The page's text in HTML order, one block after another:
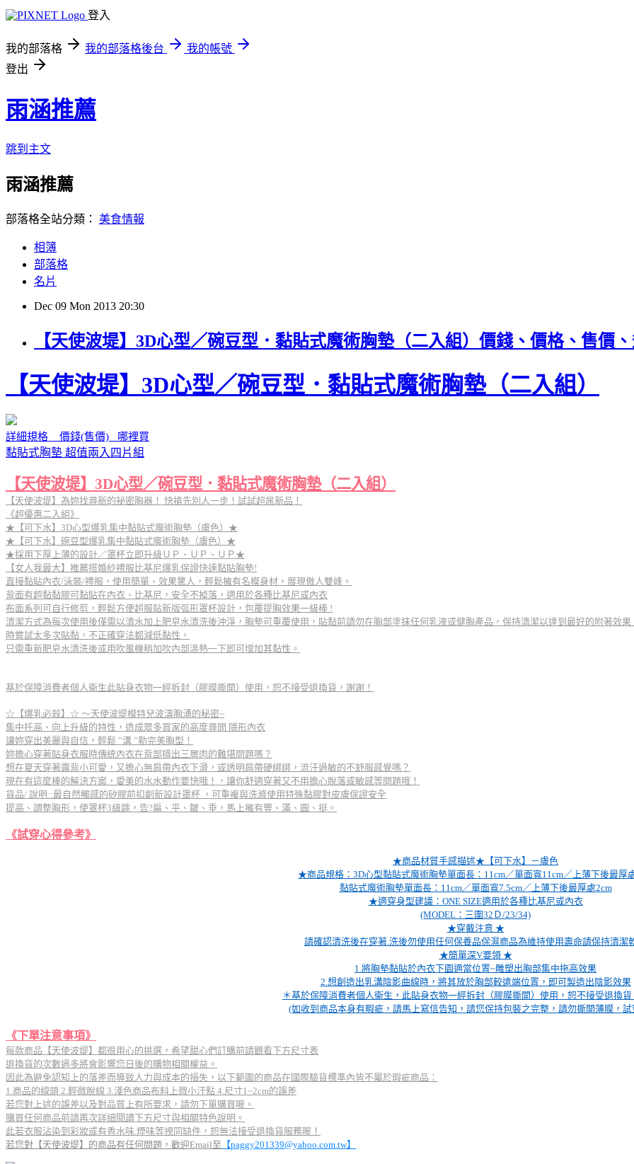
登入
我的部落格 我的部落格後台
我的帳號
登出
雨涵推薦
跳到主文
雨涵推薦
部落格全站分類： 美食情報
相簿
部落格
名片
Dec 09 Mon 2013 20:30
【天使波堤】3D心型／碗豆型．黏貼式魔術胸墊（二入組）價錢、價格、售價
【天使波堤】3D心型／碗豆型．黏貼式魔術胸墊（二入組）
詳細規格 價錢(售價) 哪裡買
黏貼式胸墊 超值兩入四片組
【天使波堤】3D心型／碗豆型．黏貼式魔術胸墊（二入組）
【天使波堤】為妳找尋新的祕密胸器！ 快搶先別人一步！試試超屌新品！
《超優惠二入組》
★【可下水】3D心型爆乳集中黏貼式魔術胸墊（膚色）★
★【可下水】碗豆型爆乳集中黏貼式魔術胸墊（膚色）★
★採用下厚上薄的設計／罩杯立即升級ＵＰ、ＵＰ、ＵＰ★
【女人我最大】推薦搭婚紗禮服比基尼爆乳保證快速黏貼胸墊!
直接黏貼內衣/泳裝/禮服，使用簡單、效果驚人，輕鬆擁有名模身材，展現傲人雙峰。
背面有超黏黏膠可黏貼在內衣、比基尼，安全不掉落，適用於各種比基尼或內衣
布面系列可自行修剪，輕鬆方便超服貼新版弧形罩杯設計，包覆提胸效果一級棒 !
清潔方式為每次使用後僅需以清水加上肥皂水清洗後沖淨，胸墊可重覆使用，貼黏前請勿在胸部塗抹任何乳液或健胸產品，保持清潔以達到最好的附著效
時嘗試太多次貼黏，不正確穿法都減低黏性，
只需重新肥皂水清洗後或用吹風機稍加吹內部溫熱一下即可增加其黏性。
基於保障消費者個人衛生此貼身衣物一經拆封（膠膜撕開）使用，恕不接受退換貨，謝謝！
☆【爆乳必殺】☆ ～天使波堤模特兒波濤胸湧的秘密~
集中托高、向上升級的特性，造成眾多買家的高度尋問 隱形內衣
讓妳穿出美麗與自信，輕鬆 ”溝 ”勒完美胸型！
妳擔心穿著貼身衣服時傳統內衣在背部擠出三層肉的難堪問題嗎？
想在夏天穿著露背小可愛，又擔心無肩帶內衣下滑，或透明肩帶硬綁綁，流汗過敏的不舒服感覺嗎？
現在有這麼棒的解決方案，愛美的水水動作要快哦！，讓你舒適穿著又不用擔心脫落或敏感等問題哦！
貨品/ 說明::最自然觸感的矽膠前扣創新設計罩杯 ，可重複與洗滌使用特殊黏膠對皮膚保證安全
提高、調整胸形，使罩杯3級跳，告?扁、平、皺、垂，馬上擁有豐、滿、圓、挺。
《試穿心得參考》
★商品材質手感描述★【可下水】－膚色
★商品規格：3D心型黏貼式魔術胸墊單面長：11cm／單面寬11cm／上薄下後最厚
黏貼式魔術胸墊單面長：11cm／單面寬7.5cm／上薄下後最厚處2cm
★適穿身型建議：ONE SIZE適用於各種比基尼或內衣
(MODEL：三圍32Ｄ/23/34)
★穿戴注意 ★
請確認清洗後在穿著.洗後勿使用任何保養品保濕商品為維持使用壽命請保持清潔
★簡單深V要領 ★
1.將胸墊黏貼於內衣下園適當位置~雕塑出胸部集中拖高效果
2.想創造出乳溝陰影曲線時，將其放於胸部較遠端位置，即可製造出陰影效果
＊基於保障消費者個人衛生，此貼身衣物一經拆封（膠膜撕開）使用，恕不接受退換貨
(如收到商品本身有暇疵，請馬上寫信告知，請您保持包裝之完整，請勿撕開薄膜，試
《下單注意事項》
每款商品【天使波堤】都很用心的挑選，希望甜心們訂購前請觀看下方尺寸表
退換貨的次數過多將會影響您日後的購物相關權益。
因此為避免認知上的落差而導致人力與成本的損失，以下範圍的商品在國際驗貨標準內皆不屬於瑕疵商品：
1.商品的線頭 2.輕微脫線 3.淺色商品布料上微小汙點 4.尺寸1~2cm的誤差
若您對上述的誤差以及對品質上有所要求，請勿下單購買喔。
購買任何商品前請再次詳細閱讀下方尺寸與相關特色說明。
此若衣服沾染到彩妝或有香水味.煙味等視同缺件，恕無法接受退換貨服務喔！
若您對【天使波堤】的商品有任何問題，歡迎Email至 【paggy201339@yahoo.com.tw】